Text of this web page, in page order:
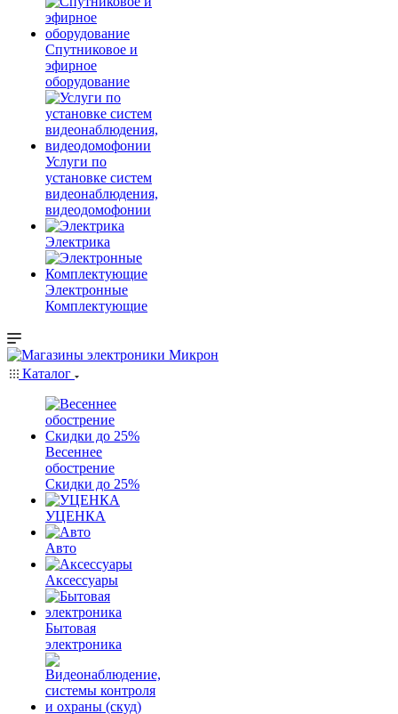
Спутниковое и
эфирное
оборудование
Услуги по
установке систем
видеонаблюдения,
видеодомофонии
Электрика
Электронные
Комплектующие
Каталог
Весеннее
обострение
Скидки до 25%
УЦЕНКА
Авто
Аксессуары
Бытовая
электроника